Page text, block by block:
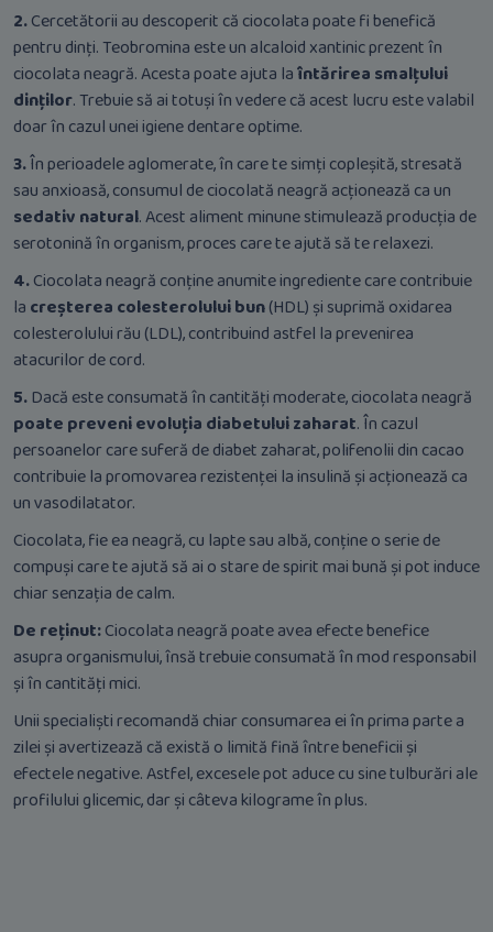
2.Cercetătorii au descoperit că ciocolata poate fi benefică
pentru dinți. Teobromina este un alcaloid xantinic prezent în
ciocolata neagră. Acesta poate ajuta laîntărirea smalțului
dinților. Trebuie să ai totuși în vedere că acest lucru este valabil
doar în cazul unei igiene dentare optime.
3.În perioadele aglomerate, în care te simți copleșită, stresată
sau anxioasă, consumul de ciocolată neagră acționează ca un
sedativ natural. Acest aliment minune stimulează producția de
serotonină în organism, proces care te ajută să te relaxezi.
4.Ciocolata neagră conține anumite ingrediente care contribuie
la creșterea colesterolului bun(HDL) și suprimă oxidarea
colesterolului rău (LDL), contribuind astfel la prevenirea
atacurilor de cord.
5. Dacă este consumată în cantități moderate, ciocolata neagră
poate preveni evoluția diabetului zaharat. În cazul
persoanelor care suferă de diabet zaharat, polifenolii din cacao
contribuie la promovarea rezistenței la insulină și acționează ca
un vasodilatator.
Ciocolata, fie ea neagră, cu lapte sau albă, conține o serie de
compuși care te ajută să ai o stare de spirit mai bună și pot induce
chiar senzația de calm.
De reținut:Ciocolata neagră poate avea efecte benefice
asupra organismului, însă trebuie consumată în mod responsabil
și în cantități mici.
Unii specialiști recomandă chiar consumarea ei în prima parte a
zilei și avertizează că există o limită fină între beneficii și
efectele negative. Astfel, excesele pot aduce cu sine tulburări ale
profilului glicemic, dar și câteva kilograme în plus.